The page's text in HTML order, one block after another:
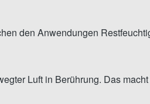
den Anwendungen
Luft in Berührung. Das